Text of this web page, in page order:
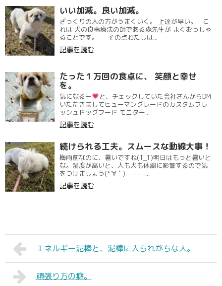
いい加減。良い加減。
ざっくりの人の方がうまくいく。 上達が早い。 こ
れは 犬の食事療法の師である森先生が よくおっしゃ
ることです。 その点わたしは...
記事を読む
たった１万回の食卓に、 笑顔と幸せ
を。
気になるー
と、チェックしていた会社さんからDM
いただきましてヒューマングレードのカスタムフレ
ッシュドッグフード モニター...
記事を読む
続けられる工夫。スムースな動線大事！
梅雨前なのに、暑いですね(T_T)明日はもっと暑いと
な。湿度が高いと、人も犬も体調に影響するので気
をつけましょう(*´∀｀) ------...
記事を読む
エネルギー泥棒と、泥棒に入られがちな人。
頑張り方の癖。